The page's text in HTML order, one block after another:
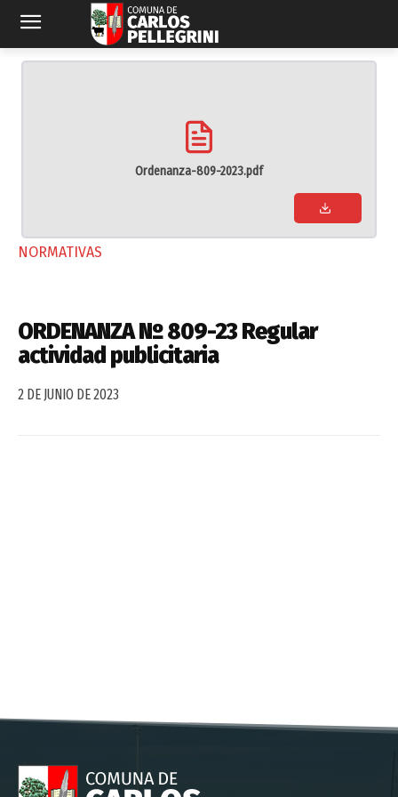
NORMATIVAS
ORDENANZA Nº 809-23 Regular
actividad publicitaria
2 DE JUNIO DE 2023
Ordenanza-809-2023.pdf